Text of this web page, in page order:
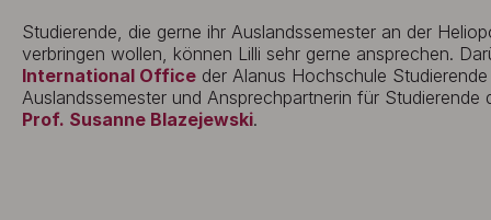
Studierende, die gerne ihr Auslandssemester an der
verbringen wollen, können Lilli sehr gerne ansprechen.
International Office der Alanus Hochschule
Auslandssemester und Ansprechpartnerin für
Prof. Susanne Blazejewski.